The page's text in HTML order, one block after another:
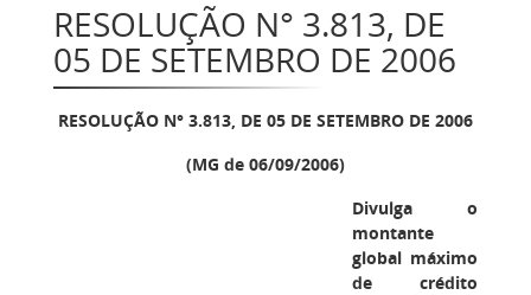
RESOLUÇÃO N° 3.813, DE
05 DE SETEMBRO DE 2006
RESOLUÇÃO N° 3.813, DE 05 DE SETEMBRO DE 2006
(MG de 06/09/2006)
Divulga o
montante
global máximo
de crédito